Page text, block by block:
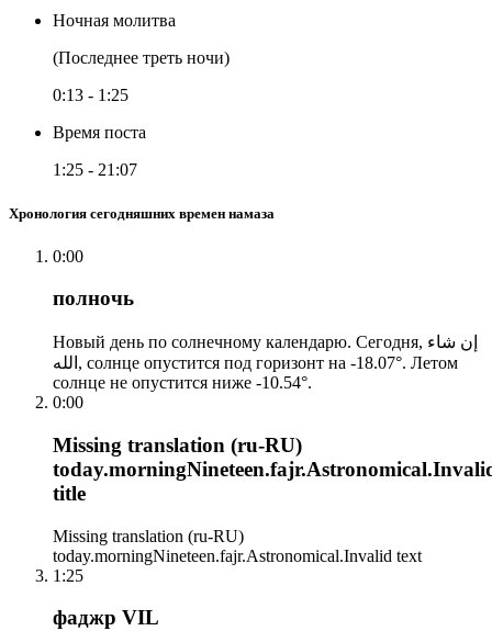
Ночная молитва
(Последнее треть ночи)
0:13 - 1:25
Время поста
1:25 - 21:07
Хронология сегодняшних времен намаза
0:00
полночь
Новый день по солнечному календарю. Сегодня, إن شاء
الله, солнце опустится под горизонт на -18.07°. Летом
солнце не опустится ниже -10.54°.
0:00
Missing translation (ru-RU)
title
Missing translation (ru-RU)
today.morningNineteen.fajr.Astronomical.Invalid text
1:25
фаджр VIL